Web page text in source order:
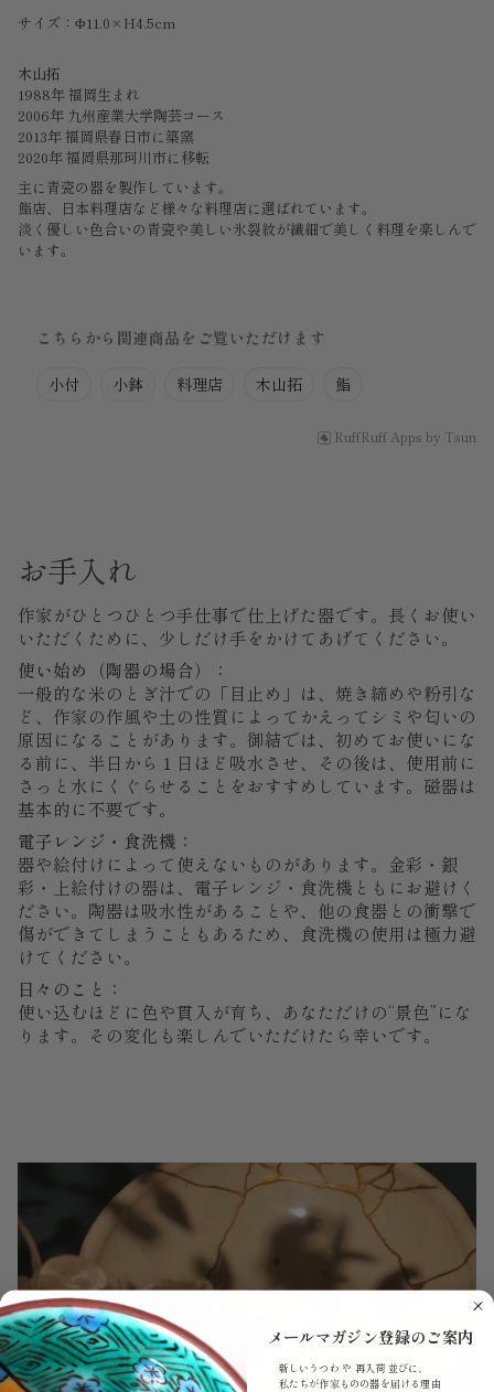
サイズ：Φ11.0×H4.5cm
木山拓
1988年 福岡生まれ
2006年 九州産業大学陶芸コース
2013年 福岡県春日市に築窯
2020年 福岡県那珂川市に移転
主に青瓷の器を製作しています。
鮨店、日本料理店など様々な料理店に選ばれています。
淡く優しい色合いの青瓷や美しい氷裂紋が繊細で美しく料理を楽しんで
います。
こちらから関連商品をご覧いただけます
小付 小鉢 料理店 木山拓 鮨
RuffRuff Apps by Tsun
お手入れ
作家がひとつひとつ手仕事で仕上げた器です。長くお使い
いただくために、少しだけ手をかけてあげてください。
使い始め（陶器の場合）：
一般的な米のとぎ汁での「目止め」は、焼き締めや粉引な
ど、作家の作風や土の性質によってかえってシミや匂いの
原因になることがあります。御結では、初めてお使いにな
る前に、半日から１日ほど吸水させ、その後は、使用前に
さっと水にくぐらせることをおすすめしています。磁器は
基本的に不要です。
電子レンジ・食洗機：
器や絵付けによって使えないものがあります。金彩・銀
彩・上絵付けの器は、電子レンジ・食洗機ともにお避けく
ださい。陶器は吸水性があることや、他の食器との衝撃で
傷ができてしまうこともあるため、食洗機の使用は極力避
けてください。
日々のこと：
使い込むほどに色や貫入が育ち、あなただけの“景色”にな
ります。その変化も楽しんでいただけたら幸いです。
メールマガジン登録のご案内
新しいうつわ や 再入荷 並びに、
私たちが作家ものの器を届ける理由